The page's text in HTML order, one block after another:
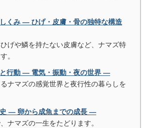
くみ ― ひげ・皮膚・骨の独特な構造
げや鱗を持たない皮膚など、ナマズ特
。
行動 ― 電気・振動・夜の世界 ―
ナマズの感覚世界と夜行性の暮らしを
― 卵から成魚までの成長 ―
ナマズの一生をたどります。